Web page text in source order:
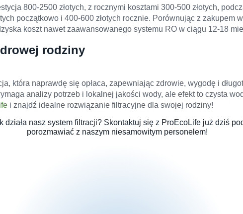
800-2500 złotych, z rocznymi kosztami 300-500 złotych,
początkowo i 400-600 złotych rocznie. Porównując z zakupem
koszt nawet zaawansowanego systemu RO w ciągu 12-18
rodziny
która naprawdę się opłaca, zapewniając zdrowie, wygodę i
analizy potrzeb i lokalnej jakości wody, ale efekt to czysta
i znajdź idealne rozwiązanie filtracyjne dla swojej rodziny!
działa nasz system filtracji? Skontaktuj się z ProEcoLife już dziś
porozmawiać z naszym niesamowitym personelem!